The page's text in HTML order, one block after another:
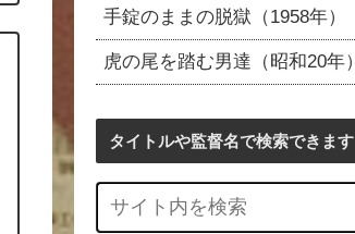
手錠のままの脱獄（1958年）
虎の尾を踏む男達（昭和20年）
タイトルや監督名で検索できます